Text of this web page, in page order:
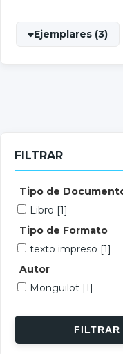
Ejemplares (3)
FILTRAR
Tipo de
Libro [1]
Tipo de Formato
texto impreso [1]
Autor
Monguilot [1]